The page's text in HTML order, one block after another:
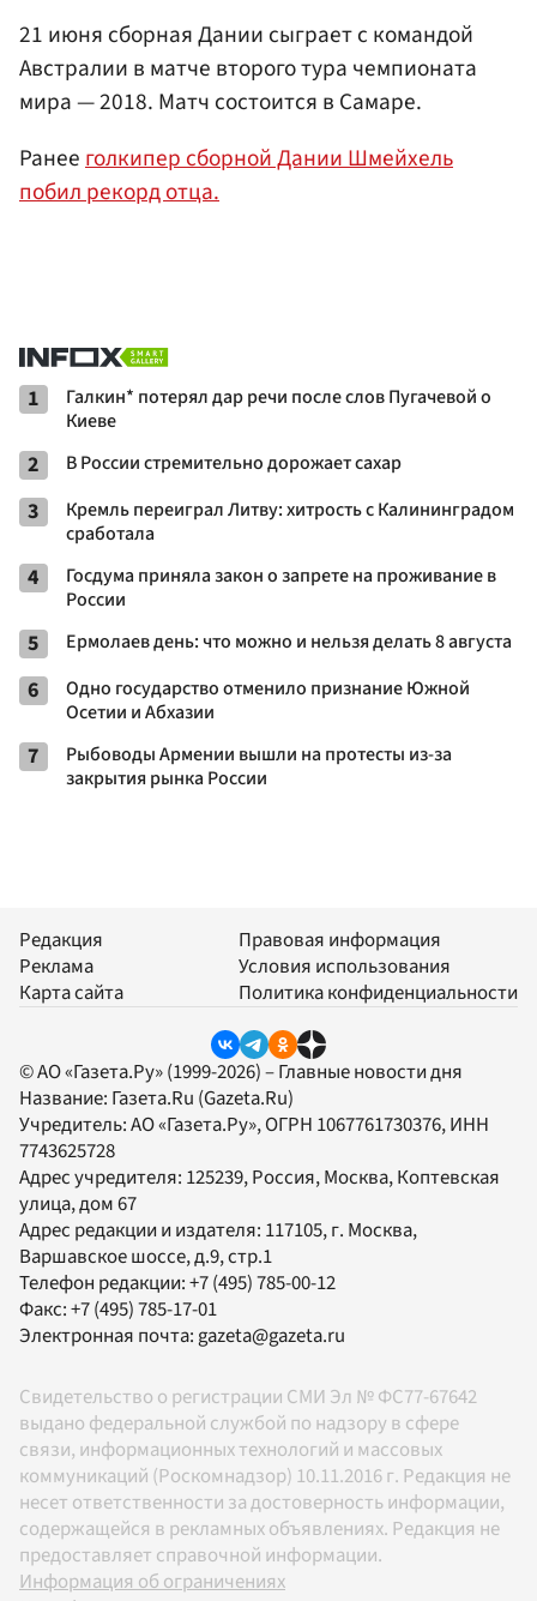
21 июня сборная Дании сыграет с командой
Австралии в матче второго тура чемпионата
мира — 2018. Матч состоится в Самаре.
Ранееголкипер сборной Дании Шмейхель
побил рекорд отца.
1
Галкин* потерял дар речи после слов Пугачевой о
Киеве
2 В России стремительно дорожает сахар
3
Кремль переиграл Литву: хитрость с Калининградом
сработала
4
Госдума приняла закон о запрете на проживание в
России
5 Ермолаев день: что можно и нельзя делать 8 августа
6
Одно государство отменило признание Южной
Осетии и Абхазии
7
Рыбоводы Армении вышли на протесты из-за
закрытия рынка России
Редакция
Реклама
Карта сайта
Правовая информация
Условия использования
Политика конфиденциальности
© АО «Газета.Ру» (1999-2026) – Главные новости дня
Название: Газета.Ru (Gazeta.Ru)
Учредитель:АО «Газета.Ру», ОГРН 1067761730376, ИНН
7743625728
Адрес учредителя: 125239, Россия, Москва, Коптевская
улица, дом 67
Адрес редакции и издателя: 117105, г. Москва,
Варшавское шоссе, д.9, стр.1
Телефон редакции:+7 (495) 785-00-12
Факс:+7 (495) 785-17-01
Электронная почта:gazeta@gazeta.ru
Свидетельство о регистрации СМИ Эл № ФС77-67642
выдано федеральной службой по надзору в сфере
связи, информационных технологий и массовых
коммуникаций (Роскомнадзор) 10.11.2016 г. Редакция не
несет ответственности за достоверность информации,
содержащейся в рекламных объявлениях. Редакция не
предоставляет справочной информации.
Информация об ограничениях